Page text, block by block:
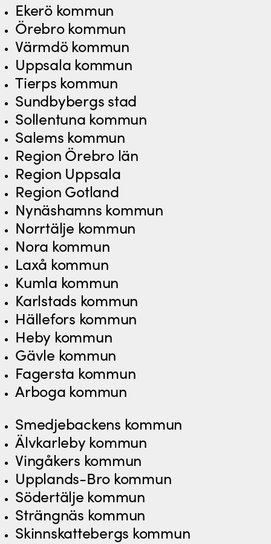
Ekerö kommun
Örebro kommun
Värmdö kommun
Uppsala kommun
Tierps kommun
Sundbybergs stad
Sollentuna kommun
Salems kommun
Region Örebro län
Region Uppsala
Region Gotland
Nynäshamns kommun
Norrtälje kommun
Nora kommun
Laxå kommun
Kumla kommun
Karlstads kommun
Hällefors kommun
Heby kommun
Gävle kommun
Fagersta kommun
Arboga kommun
Smedjebackens kommun
Älvkarleby kommun
Vingåkers kommun
Upplands-Bro kommun
Södertälje kommun
Strängnäs kommun
Skinnskattebergs kommun